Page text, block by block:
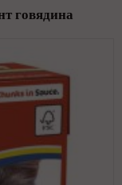
говядина